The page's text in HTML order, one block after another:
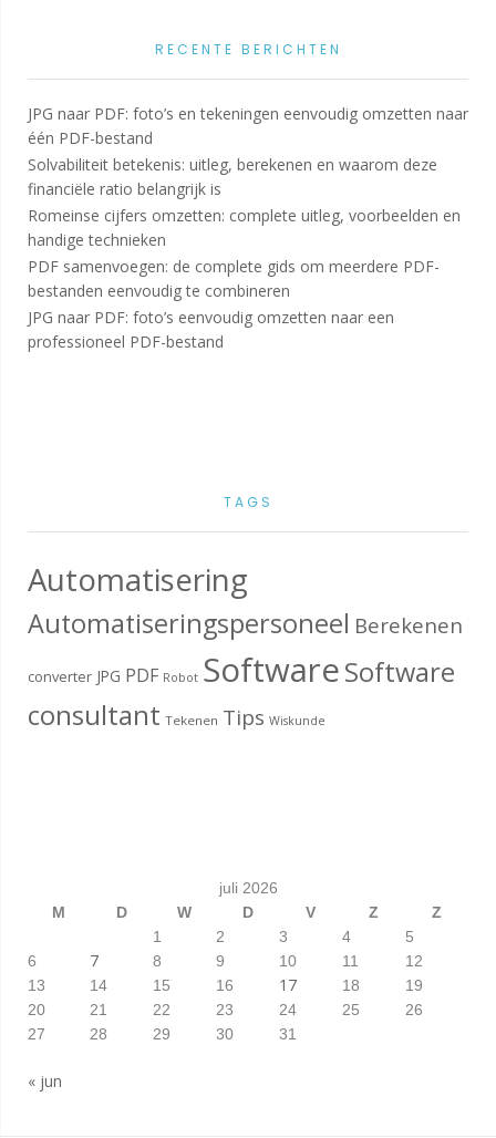
RECENTE BERICHTEN
JPG naar PDF: foto’s en tekeningen eenvoudig omzetten naar
één PDF-bestand
Solvabiliteit betekenis: uitleg, berekenen en waarom deze
financiële ratio belangrijk is
Romeinse cijfers omzetten: complete uitleg, voorbeelden en
handige technieken
PDF samenvoegen: de complete gids om meerdere PDF-
bestanden eenvoudig te combineren
JPG naar PDF: foto’s eenvoudig omzetten naar een
professioneel PDF-bestand
TAGS
Automatisering
Automatiseringspersoneel Berekenen
converter JPG PDF Robot SoftwareSoftware
consultant Tekenen Tips Wiskunde
juli 2026
M
D W D V Z
Z
1
2 3 4
5
6
7 8 9 10 11
12
13
14 15 16 17 18
19
20
21 22 23 24 25
26
27
28 29 30 31
« jun